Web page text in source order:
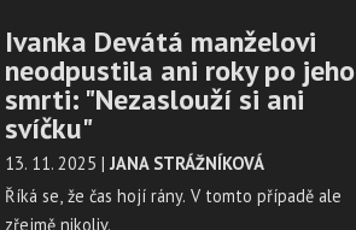
Ivanka Devátá manželovi
neodpustila ani roky po jeho
smrti: "Nezaslouží si ani
svíčku"
13. 11. 2025 | JANA STRÁŽNÍKOVÁ
Říká se, že čas hojí rány. V tomto případě ale
zřejmě nikoliv.